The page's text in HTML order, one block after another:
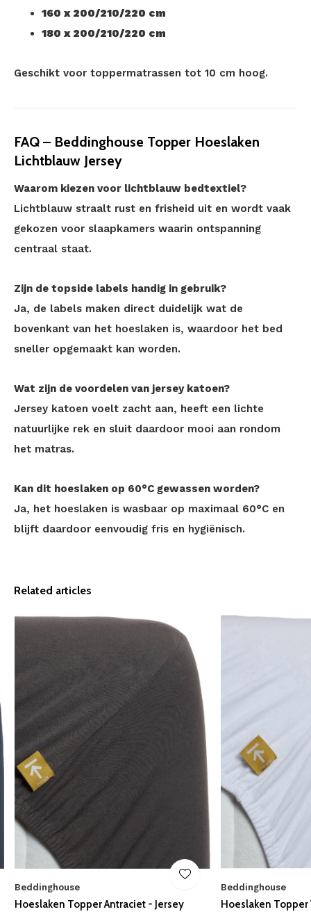
160 x 200/210/220 cm
180 x 200/210/220 cm
Geschikt voor toppermatrassen tot 10 cm hoog.
FAQ – Beddinghouse Topper Hoeslaken
Lichtblauw Jersey
Waarom kiezen voor lichtblauw bedtextiel?
Lichtblauw straalt rust en frisheid uit en wordt vaak
gekozen voor slaapkamers waarin ontspanning
centraal staat.
Zijn de topside labels handig in gebruik?
Ja, de labels maken direct duidelijk wat de
bovenkant van het hoeslaken is, waardoor het bed
sneller opgemaakt kan worden.
Wat zijn de voordelen van jersey katoen?
Jersey katoen voelt zacht aan, heeft een lichte
natuurlijke rek en sluit daardoor mooi aan rondom
het matras.
Kan dit hoeslaken op 60°C gewassen worden?
Ja, het hoeslaken is wasbaar op maximaal 60°C en
blijft daardoor eenvoudig fris en hygiënisch.
Related articles
Beddinghouse
Hoeslaken Topper Antraciet - Jersey
Beddinghouse
Hoeslaken Topper